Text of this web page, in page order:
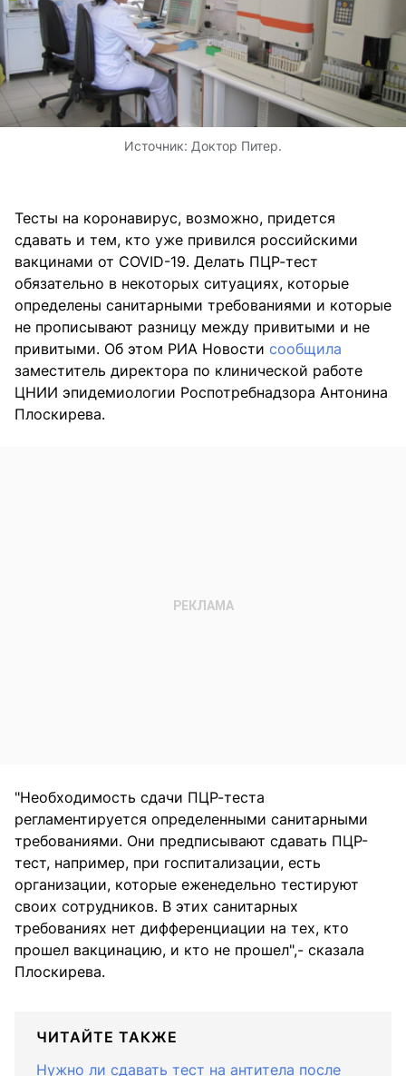
Источник: Доктор Питер.
Тесты на коронавирус, возможно, придется
сдавать и тем, кто уже привился российскими
вакцинами от COVID-19. Делать ПЦР-тест
обязательно в некоторых ситуациях, которые
определены санитарными требованиями и которые
не прописывают разницу между привитыми и не
привитыми. Об этом РИА Новости сообщила
заместитель директора по клинической работе
ЦНИИ эпидемиологии Роспотребнадзора Антонина
Плоскирева.
"Необходимость сдачи ПЦР-теста
регламентируется определенными санитарными
требованиями. Они предписывают сдавать ПЦР-
тест, например, при госпитализации, есть
организации, которые еженедельно тестируют
своих сотрудников. В этих санитарных
требованиях нет дифференциации на тех, кто
прошел вакцинацию, и кто не прошел",- сказала
Плоскирева.
ЧИТАЙТЕ ТАКЖЕ
Нужно ли сдавать тест на антитела после